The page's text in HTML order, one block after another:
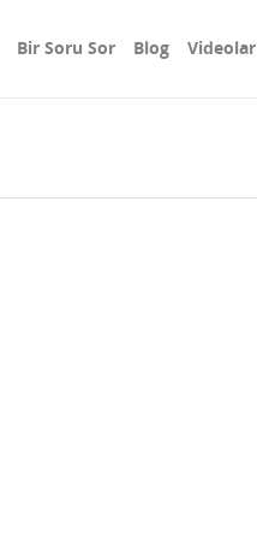
Bir Soru Sor Blog Videolar